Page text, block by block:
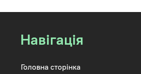
Навігація
Головна сторінка